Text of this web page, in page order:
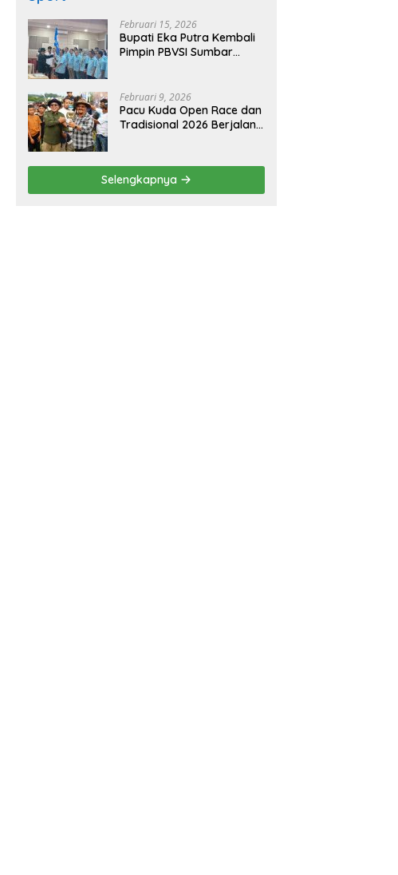
Februari 15, 2026
Bupati Eka Putra Kembali
Pimpin PBVSI Sumbar
Februari 9, 2026
Pacu Kuda Open Race dan
Tradisional 2026 Berjalan
Terima Kasih
Selengkapnya